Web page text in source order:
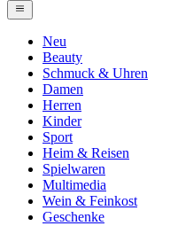
Neu
Beauty
Schmuck & Uhren
Damen
Herren
Kinder
Sport
Heim & Reisen
Spielwaren
Multimedia
Wein & Feinkost
Geschenke